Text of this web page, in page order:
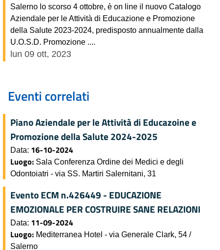
Salerno lo scorso 4 ottobre, è on line il nuovo Catalogo
Aziendale per le Attività di Educazione e Promozione
della Salute 2023-2024, predisposto annualmente dalla
U.O.S.D. Promozione ....
lun 09 ott, 2023
Eventi correlati
Piano Aziendale per le Attività di Educazoine e
Promozione della Salute 2024-2025
Data: 16-10-2024
Luogo: Sala Conferenza Ordine dei Medici e degli
Odontoiatri - via SS. Martiri Salernitani, 31
Evento ECM n.426449 - EDUCAZIONE
EMOZIONALE PER COSTRUIRE SANE RELAZIONI
Data: 11-09-2024
Luogo: Mediterranea Hotel - via Generale Clark, 54 /
Salerno